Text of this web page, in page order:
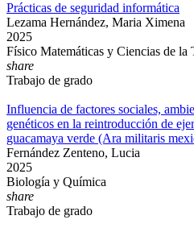
Prácticas de seguridad informática
Lezama Hernández, Maria Ximena
2025
Físico Matemáticas y Ciencias de la
share
Trabajo de grado
Influencia de factores sociales,
genéticos en la reintroducción de
guacamaya verde (Ara militaris
Fernández Zenteno, Lucia
2025
Biología y Química
share
Trabajo de grado